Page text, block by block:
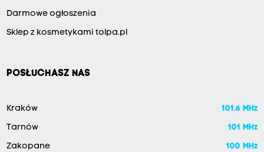
Darmowe ogłoszenia
Sklep z kosmetykami tolpa.pl
POSŁUCHASZ NAS
Kraków 101.6 MHz
Tarnów 101 MHz
Zakopane 100 MHz